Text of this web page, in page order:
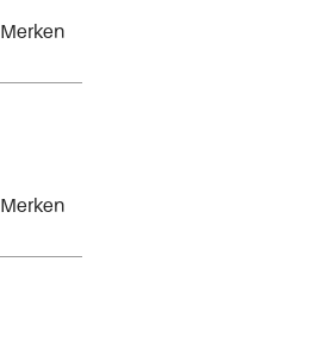
Merken
Merken